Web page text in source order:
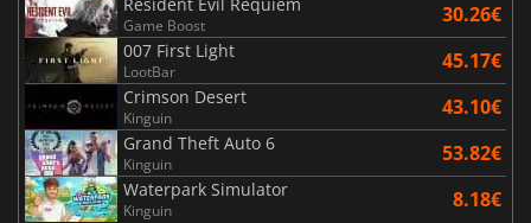
Game Boost 30.26€
007 First Light
LootBar 45.17€
Crimson Desert
Kinguin 43.10€
Grand Theft Auto 6
Kinguin 53.82€
Waterpark Simulator
Kinguin 8.18€